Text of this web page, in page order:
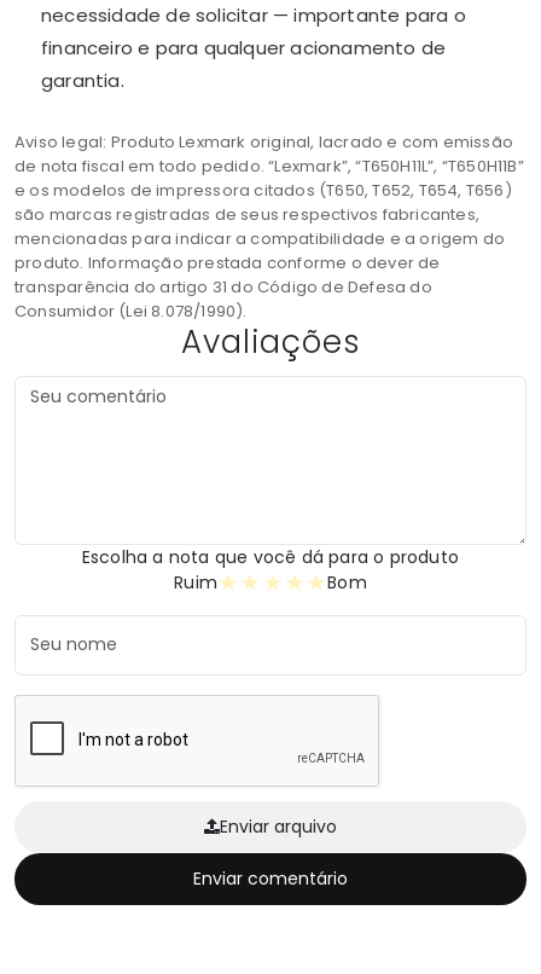
necessidade de solicitar — importante para o
financeiro e para qualquer acionamento de
garantia.
Aviso legal: Produto Lexmark original, lacrado e com emissão
de nota fiscal em todo pedido. “Lexmark”, “T650H11L”, “T650H11B”
e os modelos de impressora citados (T650, T652, T654, T656)
são marcas registradas de seus respectivos fabricantes,
mencionadas para indicar a compatibilidade e a origem do
produto. Informação prestada conforme o dever de
transparência do artigo 31 do Código de Defesa do
Consumidor (Lei 8.078/1990).
Avaliações
Escolha a nota que você dá para o produto
Ruim
★
★
★
★
★ Bom
Enviar arquivo
Enviar comentário